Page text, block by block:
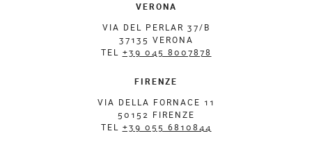
VERONA
VIA DEL PERLAR 37/B
37135 VERONA
TEL +39 045 8007878
FIRENZE
VIA DELLA FORNACE 11
50152 FIRENZE
TEL +39 055 6810844